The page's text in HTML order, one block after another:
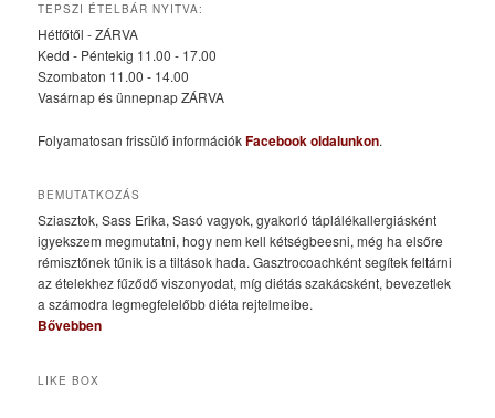
TEPSZI ÉTELBÁR NYITVA:
Hétfőtől - ZÁRVA
Kedd - Péntekig 11.00 - 17.00
Szombaton 11.00 - 14.00
Vasárnap és ünnepnap ZÁRVA
Folyamatosan frissülő információkFacebook oldalunkon.
BEMUTATKOZÁS
Sziasztok, Sass Erika, Sasó vagyok, gyakorló táplálékallergiásként
igyekszem megmutatni, hogy nem kell kétségbeesni, még ha elsőre
rémisztőnek tűnik is a tiltások hada. Gasztrocoachként segítek feltárni
az ételekhez fűződő viszonyodat, míg diétás szakácsként, bevezetlek
a számodra legmegfelelőbb diéta rejtelmeibe.
Bővebben
LIKE BOX